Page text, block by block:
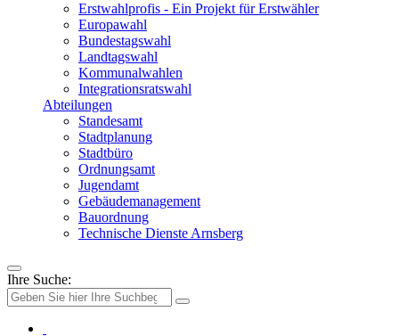
Erstwahlprofis - Ein Projekt für Erstwähler
Europawahl
Bundestagswahl
Landtagswahl
Kommunalwahlen
Integrationsratswahl
Abteilungen
Standesamt
Stadtplanung
Stadtbüro
Ordnungsamt
Jugendamt
Gebäudemanagement
Bauordnung
Technische Dienste Arnsberg
Ihre Suche: